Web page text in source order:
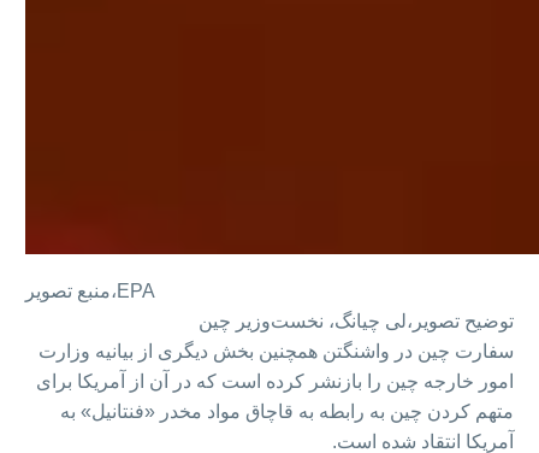
منبع تصویر،EPA
توضیح تصویر،لی چیانگ، نخست‌وزیر چین
سفارت چین در واشنگتن همچنین بخش دیگری از بیانیه وزارت
امور خارجه چین را بازنشر کرده است که در آن از آمریکا برای
متهم کردن چین به رابطه به قاچاق مواد مخدر «فنتانیل» به
آمریکا انتقاد شده است.